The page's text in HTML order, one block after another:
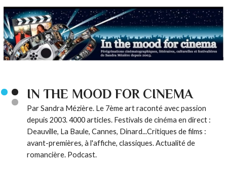
IN THE MOOD FOR CINEMA
Par Sandra Mézière. Le 7ème art raconté avec passion
depuis 2003. 4000 articles. Festivals de cinéma en direct :
Deauville, La Baule, Cannes, Dinard...Critiques de films :
avant-premières, à l'affiche, classiques. Actualité de
romancière. Podcast.